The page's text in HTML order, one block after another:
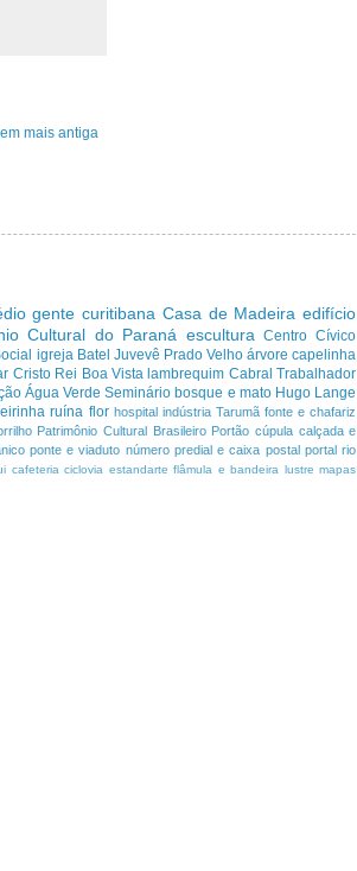
mais antiga
gente curitibana Casa de Madeira edifício
Cultural do Paraná escultura
Centro Cívico
igreja Batel Juvevê Prado Velho árvore capelinha
Cristo Rei Boa Vista lambrequim Cabral Trabalhador
Água Verde Seminário bosque e mato Hugo Lange
ruína flor hospital indústria Tarumã fonte e chafariz
Patrimônio Cultural Brasileiro Portão cúpula calçada e
ponte e viaduto número predial e caixa postal portal rio
cafeteria ciclovia estandarte flâmula e bandeira lustre mapas